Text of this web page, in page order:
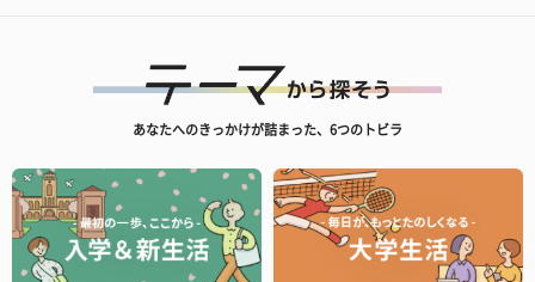
あなたへのきっかけが詰まった、6つのトビラ